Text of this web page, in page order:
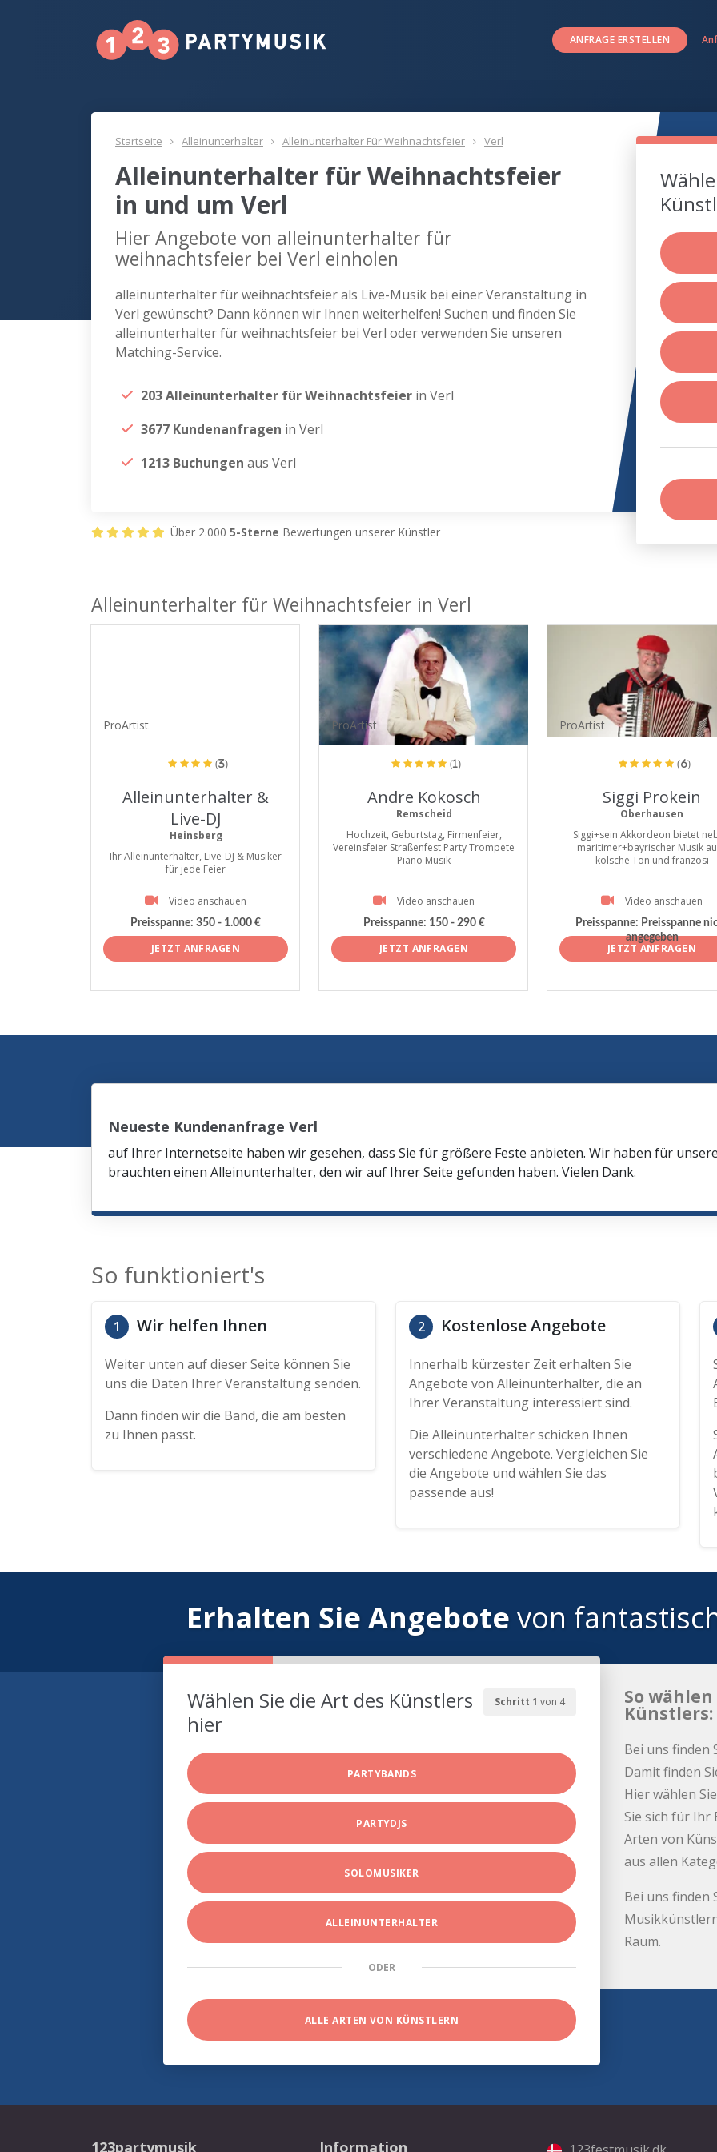
ANFRAGE ERSTELLEN
Startseite Alleinunterhalter Alleinunterhalter Für Weihnachtsfeier Verl
Alleinunterhalter für Weihnachtsfeier
in und um Verl
Hier Angebote von alleinunterhalter für
weihnachtsfeier bei Verl einholen
alleinunterhalter für weihnachtsfeier als Live-Musik bei einer Veranstaltung in
Verl gewünscht? Dann können wir Ihnen weiterhelfen! Suchen und finden Sie
alleinunterhalter für weihnachtsfeier bei Verl oder verwenden Sie unseren
Matching-Service.
203 Alleinunterhalter für Weihnachtsfeier in Verl
3677 Kundenanfragen in Verl
1213 Buchungen aus Verl
Über 2.000 5-Sterne Bewertungen unserer Künstler
Alleinunterhalter für Weihnachtsfeier in Verl
ProArtist
(3)
Alleinunterhalter &
Live-DJ
Heinsberg
Ihr Alleinunterhalter, Live-DJ & Musiker
für jede Feier
Video anschauen
Preisspanne: 350 - 1.000 €
JETZT ANFRAGEN
ProArtist
(1)
Andre Kokosch
Remscheid
Hochzeit, Geburtstag, Firmenfeier,
Vereinsfeier Straßenfest Party Trompete
Piano Musik
Video anschauen
Preisspanne: 150 - 290 €
JETZT ANFRAGEN
ProArtist
(6)
Siggi Prokein
Oberhausen
Siggi+sein Akkordeon bietet
maritimer+bayrischer Musik
kölsche Tön und französi
Video anschauen
Preisspanne: Preisspanne
angegeben
JETZT ANFRAGEN
Neueste Kundenanfrage Verl
auf Ihrer Internetseite haben wir gesehen, dass Sie für größere Feste anbieten. Wir haben für
brauchten einen Alleinunterhalter, den wir auf Ihrer Seite gefunden haben. Vielen Dank.
So funktioniert's
1 Wir helfen Ihnen
Weiter unten auf dieser Seite können Sie
uns die Daten Ihrer Veranstaltung senden.
Dann finden wir die Band, die am besten
zu Ihnen passt.
2 Kostenlose Angebote
Innerhalb kürzester Zeit erhalten Sie
Angebote von Alleinunterhalter, die an
Ihrer Veranstaltung interessiert sind.
Die Alleinunterhalter schicken Ihnen
verschiedene Angebote. Vergleichen Sie
die Angebote und wählen Sie das
passende aus!
Erhalten Sie Angebote von
Schritt 1 von 4
Wählen Sie die Art des Künstlers
hier
PARTYBANDS
PARTYDJS
SOLOMUSIKER
ALLEINUNTERHALTER
ODER
ALLE ARTEN VON KÜNSTLERN
So
Künstlers:
Bei uns finden
Damit finden
Hier wählen
Sie sich für Ihr
Arten von
aus allen
Bei uns finden
Raum.
123partymusik Information